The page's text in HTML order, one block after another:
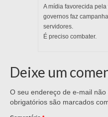
A mídia favorecida
governos faz
servidores.
É preciso combater.
Deixe um
O seu endereço de e-mail não
obrigatórios são marcados